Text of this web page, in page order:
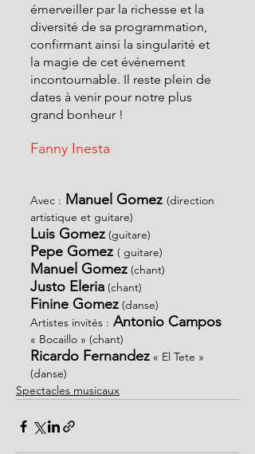
émerveiller par la richesse et la
diversité de sa programmation,
confirmant ainsi la singularité et
la magie de cet événement
incontournable. Il reste plein de
dates à venir pour notre plus
grand bonheur !
Fanny Inesta
Avec : Manuel Gomez (direction
artistique et guitare)
Luis Gomez (guitare)
Pepe Gomez ( guitare)
Manuel Gomez (chant)
Justo Eleria (chant)
Finine Gomez (danse)
Artistes invités : Antonio Campos
« Bocaillo » (chant)
Ricardo Fernandez « El Tete »
(danse)
Spectacles musicaux